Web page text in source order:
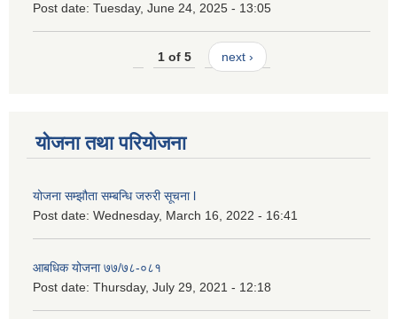
Post date: Tuesday, June 24, 2025 - 13:05
1 of 5 next ›
योजना तथा परियोजना
योजना सम्झौता सम्बन्धि जरुरी सूचना l
Post date: Wednesday, March 16, 2022 - 16:41
आबधिक योजना ७७/७८-०८१
Post date: Thursday, July 29, 2021 - 12:18